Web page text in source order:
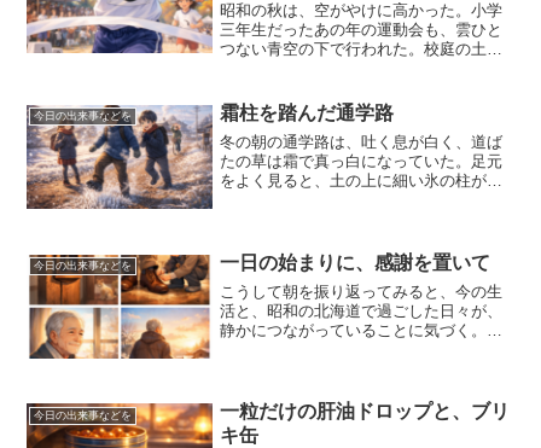
昭和の秋は、空がやけに高かった。小学
三年生だったあの年の運動会も、雲ひと
つない青空の下で行われた。校庭の土は
は、母が前の晩に縫い直してくれたもの
で、少し糸が曲がっているの...
今日の出来事などを 霜柱を踏んだ通学路
冬の朝の通学路は、吐く息が白く、道ば
たの草は霜で真っ白になっていた。足元
をよく見ると、土の上に細い氷の柱がび
して、足の裏に冬が伝わっ...
今日の出来事などを 一日の始まりに、感謝を置いて
こうして朝を振り返ってみると、今の生
活と、昭和の北海道で過ごした日々が、
静かにつながっていることに気づく。目
作っている。特別なことが...
今日の出来事などを
一粒だけの肝油ドロップと、ブリ
キ缶